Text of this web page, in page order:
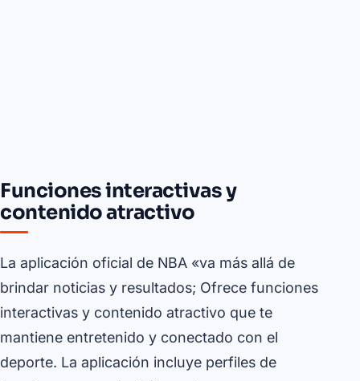
Funciones interactivas y
contenido atractivo
La aplicación oficial de NBA «va más allá de
brindar noticias y resultados; Ofrece funciones
interactivas y contenido atractivo que te
mantiene entretenido y conectado con el
deporte. La aplicación incluye perfiles de